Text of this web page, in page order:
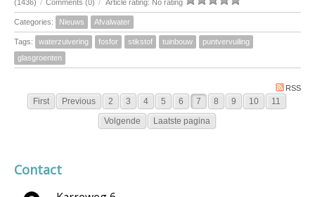
(1436) / Comments (0) / Article rating: No rating
Categories: Nieuws Afvalwater
Tags: waterzuivering fosfor stikstof tuinbouw
puntvervuiling
glasgroenten
RSS
First Previous 2 3 4 5 6 7 8 9 10
11
Volgende
Laatste pagina
Contact